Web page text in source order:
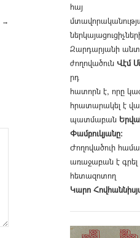
→
հայ
Զարդարյանի
ժողովածուն Վէմ
րդ
հատորն է, որը
հրատարակել է
պատմաբան
Փամբուկյանը։
Ժողովածուի
առաջաբան է
հետազոտող
Կարո